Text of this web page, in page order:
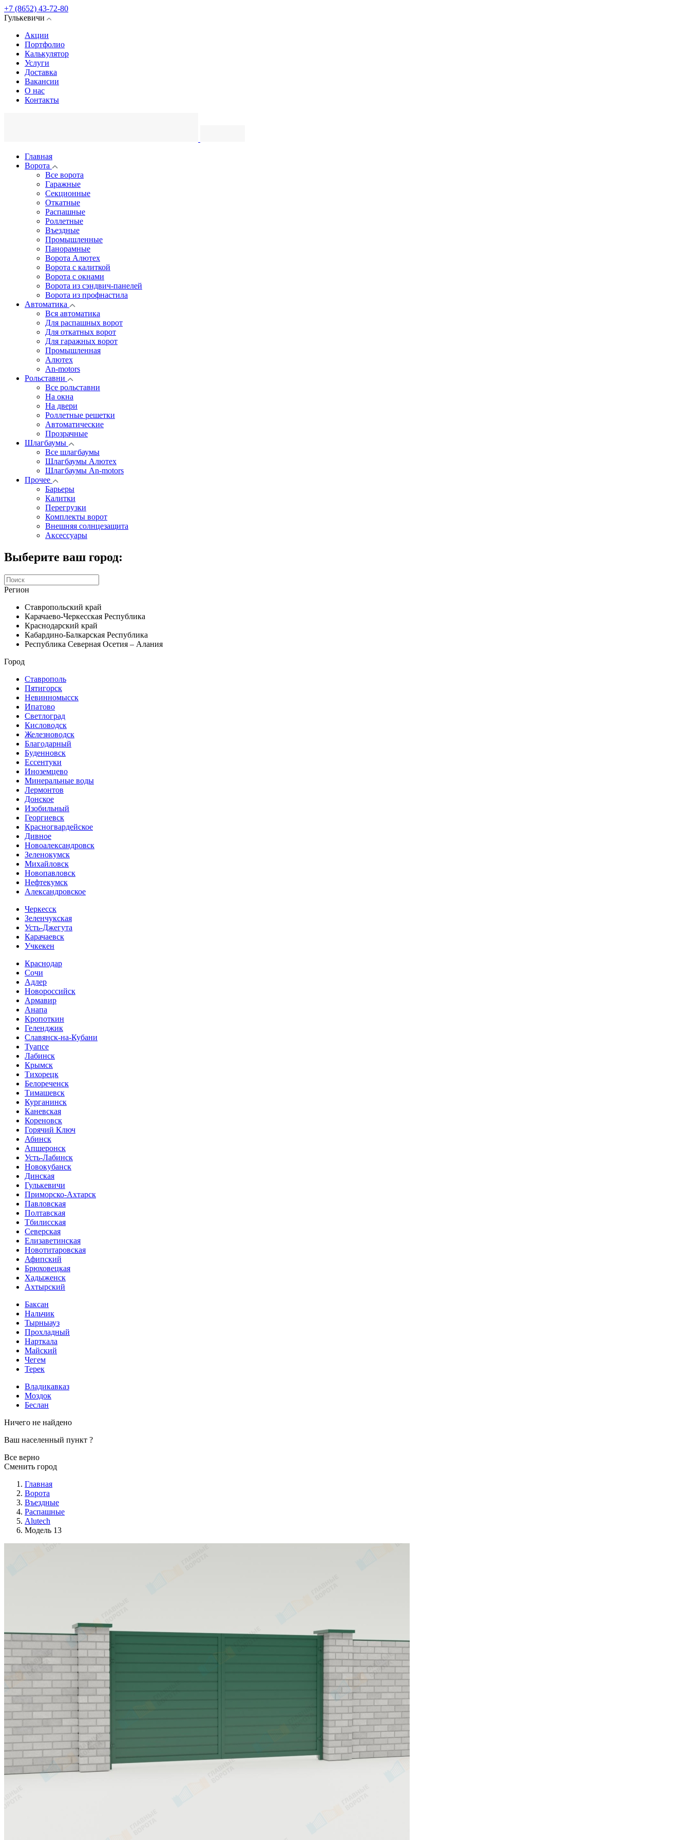
+7 (8652) 43-72-80
Гулькевичи
Акции
Портфолио
Калькулятор
Услуги
Доставка
Вакансии
О нас
Контакты
Главная
Ворота
Все ворота
Гаражные
Секционные
Откатные
Распашные
Роллетные
Въездные
Промышленные
Панорамные
Ворота Алютех
Ворота с калиткой
Ворота c окнами
Ворота из сэндвич-панелей
Ворота из профнастила
Автоматика
Вся автоматика
Для распашных ворот
Для откатных ворот
Для гаражных ворот
Промышленная
Алютех
An-motors
Рольставни
Все рольставни
На окна
На двери
Роллетные решетки
Автоматические
Прозрачные
Шлагбаумы
Все шлагбаумы
Шлагбаумы Алютех
Шлагбаумы An-motors
Прочее
Барьеры
Калитки
Перегрузки
Комплекты ворот
Внешняя солнцезащита
Аксессуары
Выберите ваш город:
Регион
Ставропольский край
Карачаево-Черкесская Республика
Краснодарский край
Кабардино-Балкарская Республика
Республика Северная Осетия – Алания
Город
Ставрополь
Пятигорск
Невинномысск
Ипатово
Светлоград
Кисловодск
Железноводск
Благодарный
Буденновск
Ессентуки
Иноземцево
Минеральные воды
Лермонтов
Донское
Изобильный
Георгиевск
Красногвардейское
Дивное
Новоалександровск
Зеленокумск
Михайловск
Новопавловск
Нефтекумск
Александровское
Черкесск
Зеленчукская
Усть-Джегута
Карачаевск
Учкекен
Краснодар
Сочи
Адлер
Новороссийск
Армавир
Анапа
Кропоткин
Геленджик
Славянск-на-Кубани
Туапсе
Лабинск
Крымск
Тихорецк
Белореченск
Тимашевск
Курганинск
Каневская
Кореновск
Горячий Ключ
Абинск
Апшеронск
Усть-Лабинск
Новокубанск
Динская
Гулькевичи
Приморско-Ахтарск
Павловская
Полтавская
Тбилисская
Северская
Елизаветинская
Новотитаровская
Афипский
Брюховецкая
Хадыженск
Ахтырский
Баксан
Нальчик
Тырныауз
Прохладный
Нарткала
Майский
Чегем
Терек
Владикавказ
Моздок
Беслан
Ничего не найдено
Ваш населенный пункт ?
Все верно
Сменить город
Главная
Ворота
Въездные
Распашные
Alutech
Модель 13